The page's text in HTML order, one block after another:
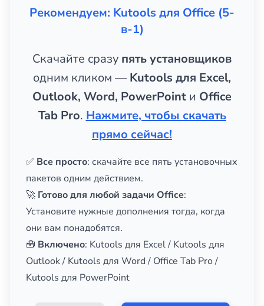
Рекомендуем: Kutools для Office (5-
в-1)
Скачайте сразу пять установщиков
одним кликом — Kutools для Excel,
Outlook, Word, PowerPoint и Office
Tab Pro. Нажмите, чтобы скачать
прямо сейчас!
✅ Все просто: скачайте все пять установочных
пакетов одним действием.
🚀 Готово для любой задачи Office:
Установите нужные дополнения тогда, когда
они вам понадобятся.
🧰 Включено: Kutools для Excel / Kutools для
Outlook / Kutools для Word / Office Tab Pro /
Kutools для PowerPoint